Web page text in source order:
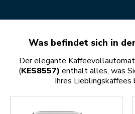
Was befindet sich in
Der elegante
(KES8557) enthält alles, was
Ihres Lieblingskaffees